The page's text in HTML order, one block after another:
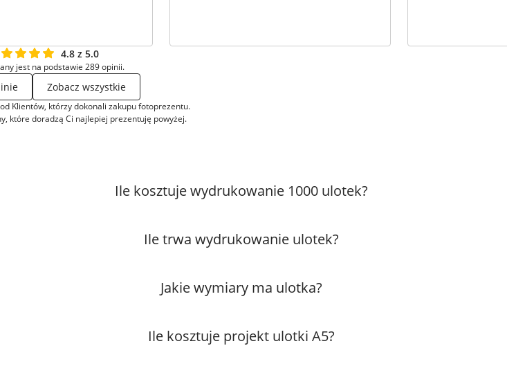
4.8 z 5.0
jest na podstawie 289 opinii.
Zobacz wszystkie
Klientów, którzy dokonali zakupu fotoprezentu.
które doradzą Ci najlepiej prezentuję powyżej.
Ile kosztuje wydrukowanie 1000 ulotek?
Ile trwa wydrukowanie ulotek?
Jakie wymiary ma ulotka?
Ile kosztuje projekt ulotki A5?